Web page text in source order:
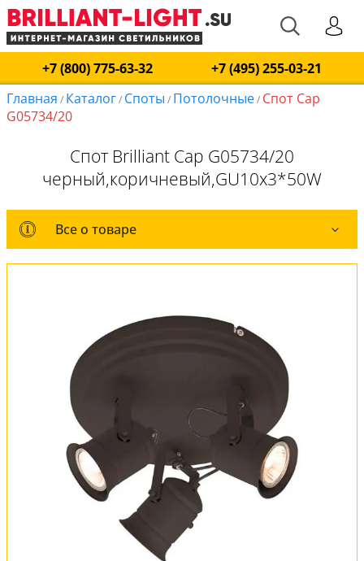
+7 (800) 775-63-32
+7 (495) 255-03-21
Главная / Каталог/ Споты / Потолочные/ Спот Cap
G05734/20
Спот Brilliant Cap G05734/20
черный,коричневый,GU10x3*50W
Все о товаре
Все о товаре
Вся коллекция
Оплата и доставка
Обмен и возврат
Установка